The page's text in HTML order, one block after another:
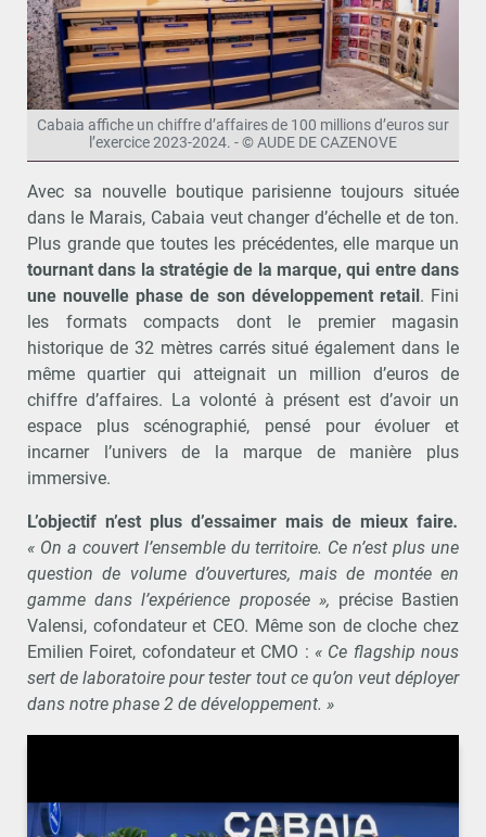
Cabaia affiche un chiffre d’affaires de 100 millions d’euros sur
l’exercice 2023-2024. - © AUDE DE CAZENOVE
Avec sa nouvelle boutique parisienne toujours située
dans le Marais, Cabaia veut changer d’échelle et de ton.
Plus grande que toutes les précédentes, elle marque un
tournant dans la stratégie de la marque, qui entre dans
une nouvelle phase de son développement retail. Fini
les formats compacts dont le premier magasin
historique de 32 mètres carrés situé également dans le
même quartier qui atteignait un million d’euros de
chiffre d’affaires. La volonté à présent est d’avoir un
espace plus scénographié, pensé pour évoluer et
incarner l’univers de la marque de manière plus
immersive.
L’objectif n’est plus d’essaimer mais de mieux faire.
« On a couvert l’ensemble du territoire. Ce n’est plus une
question de volume d’ouvertures, mais de montée en
gamme dans l’expérience proposée », précise Bastien
Valensi, cofondateur et CEO. Même son de cloche chez
Emilien Foiret, cofondateur et CMO : « Ce flagship nous
sert de laboratoire pour tester tout ce qu’on veut déployer
dans notre phase 2 de développement. »